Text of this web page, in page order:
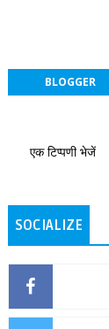
BLOGGER
एक टिप्पणी भेजें
SOCIALIZE